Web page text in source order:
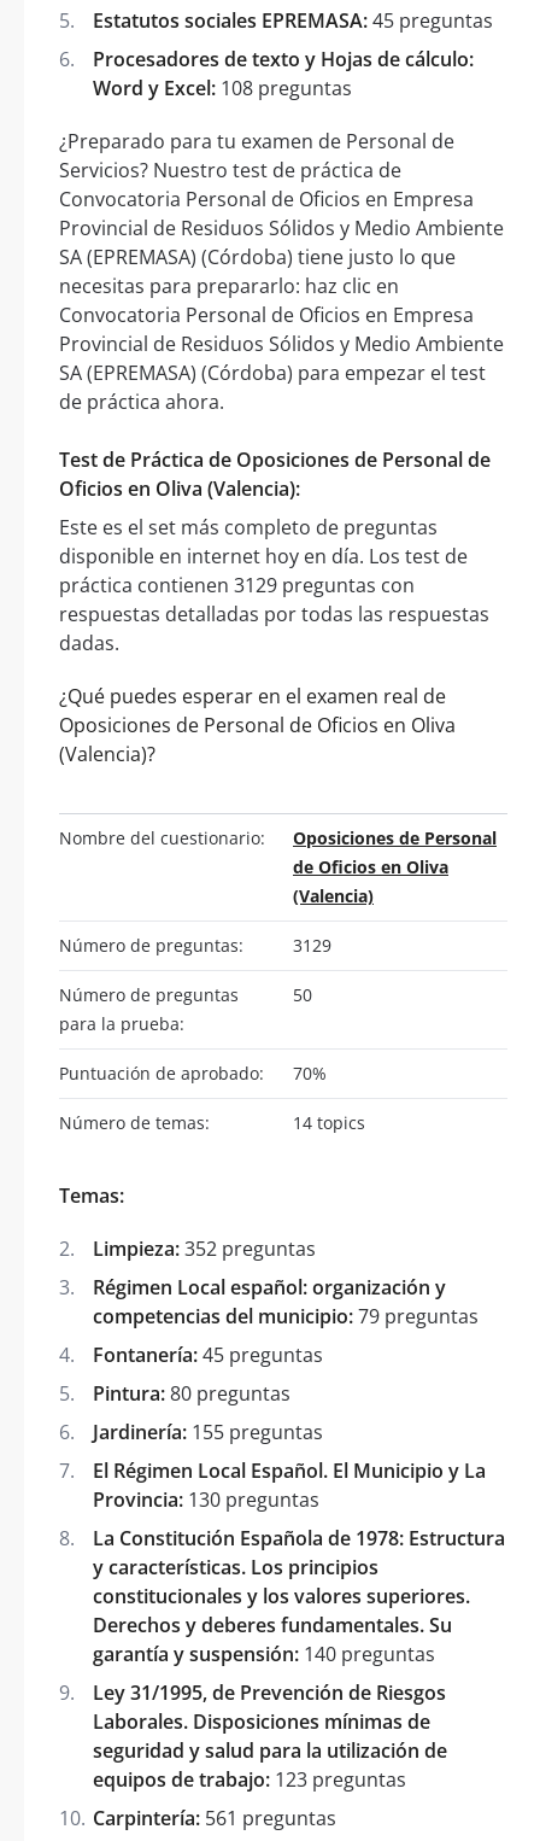
Estatutos sociales EPREMASA:45 preguntas
Procesadores de texto y Hojas de cálculo:
Word y Excel: 108 preguntas
¿Preparado para tu examen de Personal de
Servicios? Nuestro test de práctica de
Convocatoria Personal de Oficios en Empresa
Provincial de Residuos Sólidos y Medio Ambiente
SA (EPREMASA) (Córdoba) tiene justo lo que
necesitas para prepararlo: haz clic en
Convocatoria Personal de Oficios en Empresa
Provincial de Residuos Sólidos y Medio Ambiente
SA (EPREMASA) (Córdoba) para empezar el test
de práctica ahora.
Test de Práctica de Oposiciones de Personal de
Oficios en Oliva (Valencia):
Este es el set más completo de preguntas
disponible en internet hoy en día. Los test de
práctica contienen 3129 preguntas con
respuestas detalladas por todas las respuestas
dadas.
¿Qué puedes esperar en el examen real de
Oposiciones de Personal de Oficios en Oliva
(Valencia)?
Nombre del cuestionario:
Oposiciones de Personal
de Oficios en Oliva
(Valencia)
Número de preguntas: 3129
Número de preguntas
para la prueba:
50
Puntuación de aprobado: 70%
Número de temas: 14 topics
Temas:
Limpieza:352 preguntas
Régimen Local español: organización y
competencias del municipio:79 preguntas
Fontanería:45 preguntas
Pintura:80 preguntas
Jardinería: 155 preguntas
El Régimen Local Español. El Municipio y La
Provincia: 130 preguntas
La Constitución Española de 1978: Estructura
y características. Los principios
constitucionales y los valores superiores.
Derechos y deberes fundamentales. Su
garantía y suspensión: 140 preguntas
Ley 31/1995, de Prevención de Riesgos
Laborales. Disposiciones mínimas de
seguridad y salud para la utilización de
equipos de trabajo: 123 preguntas
Carpintería: 561 preguntas